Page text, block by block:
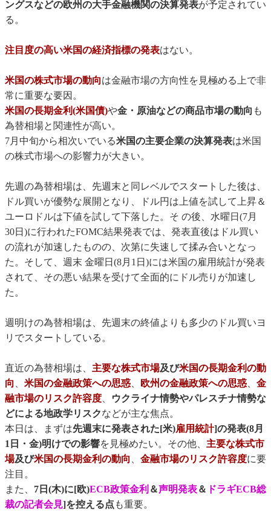
ングスなどの欧州の大手金融機関の決算発表が予定されてい
る。
注目度の高い米国の経済指標の発表はない。
米国の株式市場の動向は金融市場の方向性を見極める上で非
常に重要な要因。
米国の長期金利(米国債)や金・原油などの商品市場の動向 も
為替相場と関連性が高い。
7月中旬から相次いでいる米国の主要企業の決算発表は米国
の株式市場への影響力が大きい。
先週の為替相場は、先週末と同レベルでスタートした後は、
ドル買いが優勢な展開となり、ドル円は上値を試して上昇＆
ユーロドルは下値を試して下落した。そ の後、水曜日(7月
30日)に行われたFOMC結果発表では、発表直後はドル買い
の流れが加速したものの、次第に失速して揉み合いとなっ
た。そして、週末 金曜日(8月1日)には米国の雇用統計が発表
されて、その悪い結果を受けて全面的にドル売りが加速し
た。
週明けの為替相場は、先週末の終値よりも多少のドル買いヨ
リでスタートしている。
直近の為替相場は、 主要な株式市場及び米国の長期金利の動
向 、 米国の金融政策への思惑、 欧州の金融政策への思惑、 金
融市場のリスク許容度、
ウクライナ情勢やパレスチナ情勢な
どによる地政学リスクなどが主な焦点。
本日は、まずは先週末に発表された[米)雇用統計]の発表(8月
1日・金)明けでの影響を見極めたい。その他、 主要な株式市
場及び米国の長期金利の動向 、 金融市場のリスク許容度に要
注目。
また、 7日(木)に[欧)ECB政策金利 ＆声明発表＆ ドラギECB総
裁の記者会見]を控える点 も重要。